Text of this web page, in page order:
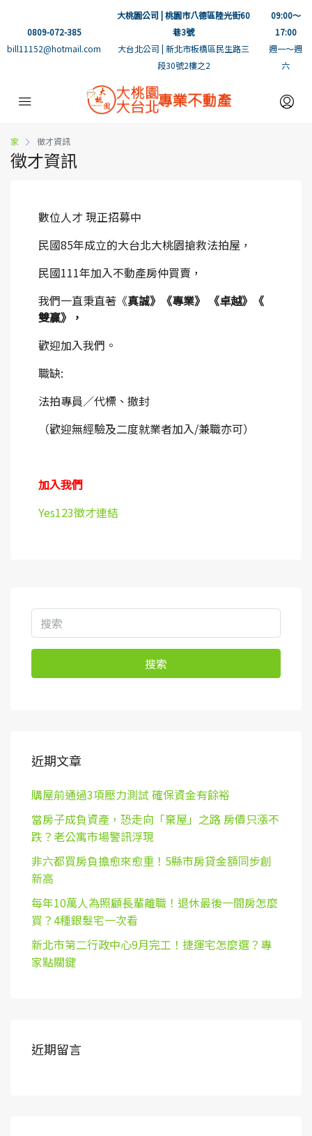
0809-072-385
bill11152@hotmail.com
大桃園公司 | 桃園市八德區陸光街60
巷3號
大台北公司 | 新北市板橋區民生路三
段30號2樓之2
09:00～
17:00
週一～週
六
家 徵才資訊
徵才資訊
數位人才 現正招募中
民國85年成立的大台北大桃園搶救法拍屋，
民國111年加入不動產房仲買賣，
我們一直秉直著《真誠》《專業》 《卓越》《
雙贏》，
歡迎加入我們。
職缺:
法拍專員／代標、撤封
（歡迎無經驗及二度就業者加入/兼職亦可）
加入我們
Yes123徵才連結
搜索
近期文章
購屋前通過3項壓力測試 確保資金有餘裕
當房子成負資產，恐走向「棄屋」之路 房價只漲不
跌？老公寓市場警訊浮現
非六都買房負擔愈來愈重！5縣市房貸金額同步創
新高
每年10萬人為照顧長輩離職！退休最後一間房怎麼
買？4種銀髮宅一次看
新北市第二行政中心9月完工！捷運宅怎麼選？專
家點關鍵
近期留言